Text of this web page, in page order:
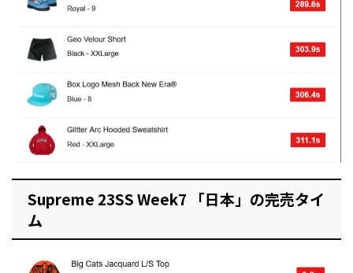
Supreme 23SS Week7 「日本」の完売タイ
ム